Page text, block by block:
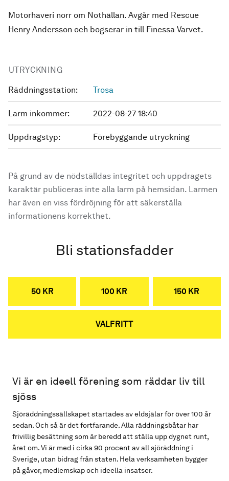
Motorhaveri norr om Nothällan. Avgår med Rescue
Henry Andersson och bogserar in till Finessa Varvet.
UTRYCKNING
Räddningsstation: Trosa
Larm inkommer: 2022-08-27 18:40
Uppdragstyp: Förebyggande utryckning
På grund av de nödställdas integritet och uppdragets
karaktär publiceras inte alla larm på hemsidan. Larmen
har även en viss fördröjning för att säkerställa
informationens korrekthet.
Bli stationsfadder
50 KR 100 KR 150 KR
VALFRITT
Vi är en ideell förening som räddar liv till
sjöss
Sjöräddningssällskapet startades av eldsjälar för över 100 år
sedan. Och så är det fortfarande. Alla räddningsbåtar har
frivillig besättning som är beredd att ställa upp dygnet runt,
året om. Vi är med i cirka 90 procent av all sjöräddning i
Sverige, utan bidrag från staten. Hela verksamheten bygger
på gåvor, medlemskap och ideella insatser.